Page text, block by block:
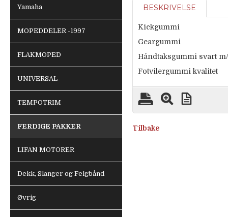
Yamaha
MOPEDDELER -1997
FLAKMOPED
UNIVERSAL
TEMPOTRIM
FERDIGE PAKKER
LIFAN MOTORER
Dekk, Slanger og Felgbånd
Øvrig
BESKRIVELSE
Kickgummi
Geargummi
Håndtaksgummi svart
Fotvilergummi kvalitet
Tilbake